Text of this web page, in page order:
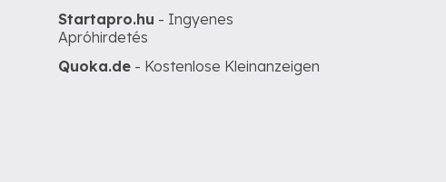
Startapro.hu - Ingyenes
Apróhirdetés
Quoka.de - Kostenlose Kleinanzeigen